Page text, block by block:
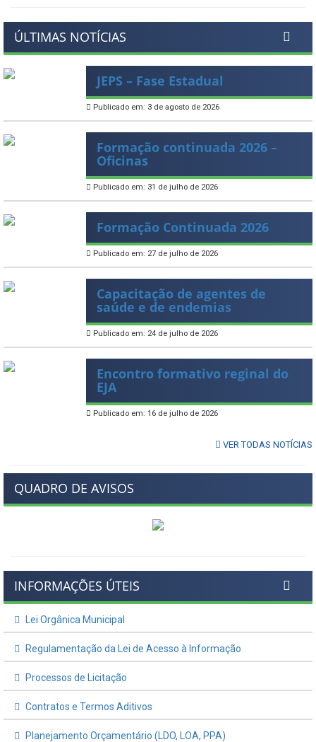
ÚLTIMAS NOTÍCIAS
JEPS – Fase Estadual
Publicado em: 3 de agosto de 2026
Formação continuada 2026 –
Oficinas
Publicado em: 31 de julho de 2026
Formação Continuada 2026
Publicado em: 27 de julho de 2026
Capacitação de agentes de
saúde e de endemias
Publicado em: 24 de julho de 2026
Encontro formativo reginal do
EJA
Publicado em: 16 de julho de 2026
VER TODAS NOTÍCIAS
QUADRO DE AVISOS
INFORMAÇÕES ÚTEIS
Lei Orgânica Municipal
Regulamentação da Lei de Acesso à Informação
Processos de Licitação
Contratos e Termos Aditivos
Planejamento Orçamentário (LDO, LOA, PPA)